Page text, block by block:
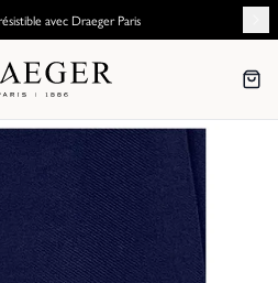
avec Draeger Paris